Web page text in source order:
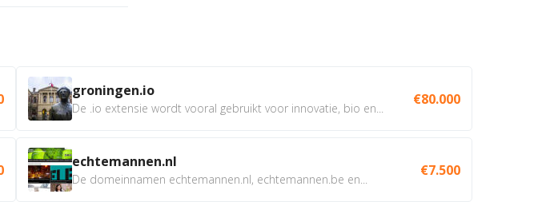
groningen.io
De .io extensie wordt vooral gebruikt voor innovatie, bio en...
€80.000
echtemannen.nl
De domeinnamen echtemannen.nl, echtemannen.be en...
€7.500